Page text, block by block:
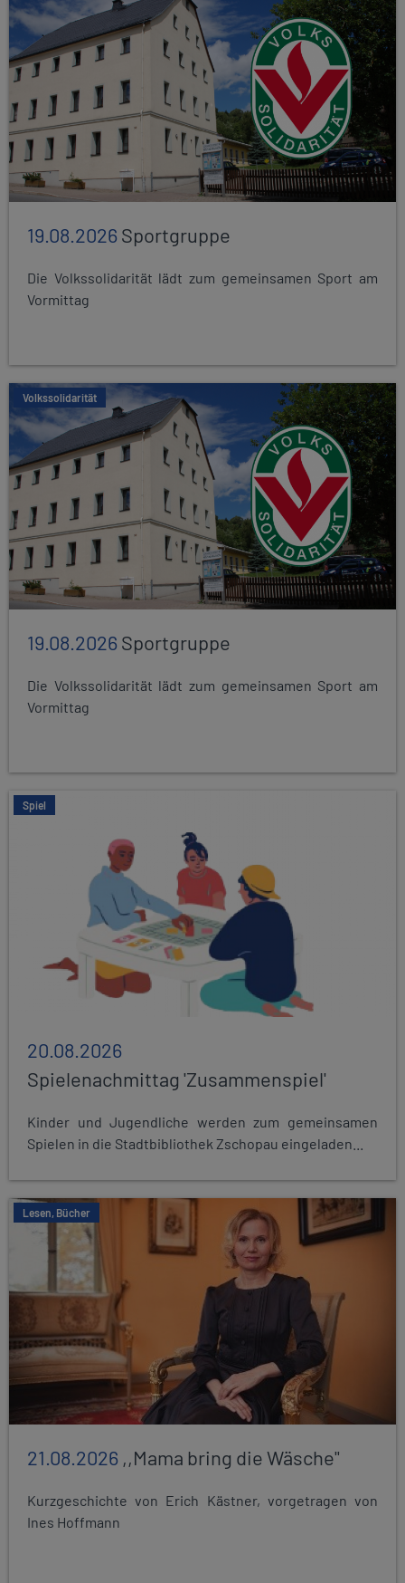
19.08.2026Sportgruppe
Die Volkssolidarität lädt zum gemeinsamen Sport am
Vormittag
Volkssolidarität
19.08.2026Sportgruppe
Die Volkssolidarität lädt zum gemeinsamen Sport am
Vormittag
Spiel
20.08.2026
Spielenachmittag 'Zusammenspiel'
Kinder und Jugendliche werden zum gemeinsamen
Spielen in die Stadtbibliothek Zschopau eingeladen...
Lesen, Bücher
21.08.2026 ,,Mama bring die Wäsche"
Kurzgeschichte von Erich Kästner, vorgetragen von
Ines Hoffmann